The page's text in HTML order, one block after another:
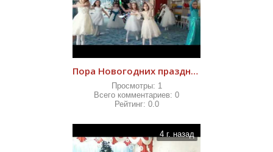
ГОСТЕВАЯ КНИГА
Пора Новогодних праздников 2021
Просмотры: 1
Всего комментариев: 0
Рейтинг: 0.0
4 г. назад